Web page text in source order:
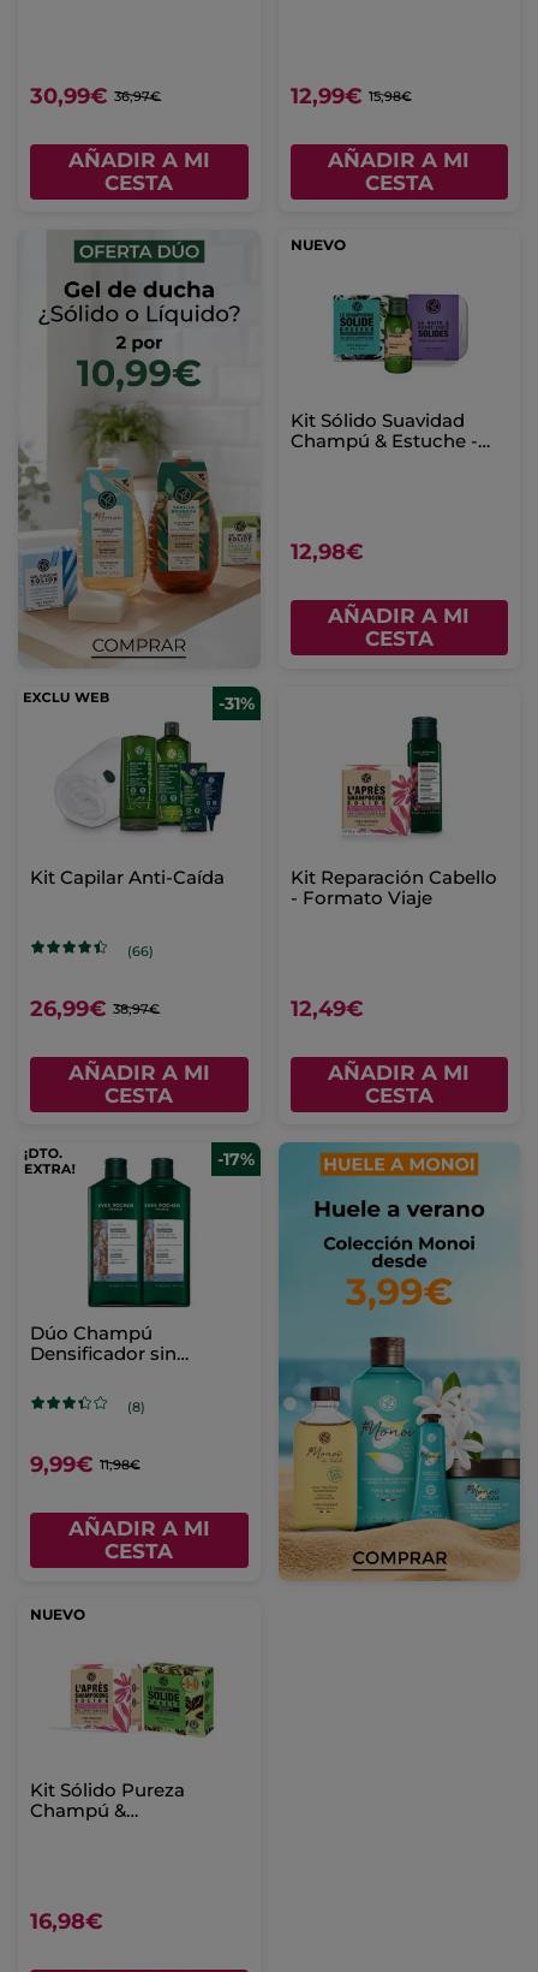
30,99€ 36,97€
AÑADIR A MI
CESTA
12,99€ 15,98€
AÑADIR A MI
CESTA
NUEVO
Kit Sólido Suavidad
Champú & Estuche -
12,98€
AÑADIR A MI
CESTA
-31%
Kit Capilar Anti-Caída
(66)
26,99€ 38,97€
AÑADIR A MI
CESTA
Kit Reparación Cabello
- Formato Viaje
12,49€
AÑADIR A MI
CESTA
-17%
Dúo Champú
Densificador sin
(8)
9,99€ 11,98€
AÑADIR A MI
CESTA
NUEVO
Kit Sólido Pureza
Champú &
16,98€